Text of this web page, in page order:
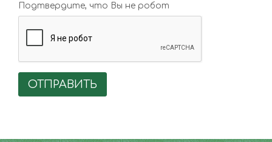
Подтвердите, что Вы не робот
ОТПРАВИТЬ